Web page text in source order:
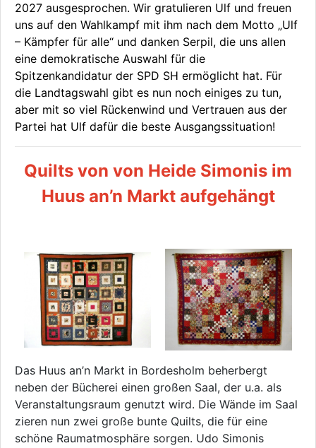
2027 ausgesprochen. Wir gratulieren Ulf und freuen
uns auf den Wahlkampf mit ihm nach dem Motto „Ulf
– Kämpfer für alle“ und danken Serpil, die uns allen
eine demokratische Auswahl für die
Spitzenkandidatur der SPD SH ermöglicht hat. Für
die Landtagswahl gibt es nun noch einiges zu tun,
aber mit so viel Rückenwind und Vertrauen aus der
Partei hat Ulf dafür die beste Ausgangssituation!
Quilts von von Heide Simonis im
Huus an’n Markt aufgehängt
Das Huus an’n Markt in Bordesholm beherbergt
neben der Bücherei einen großen Saal, der u.a. als
Veranstaltungsraum genutzt wird. Die Wände im Saal
zieren nun zwei große bunte Quilts, die für eine
schöne Raumatmosphäre sorgen. Udo Simonis